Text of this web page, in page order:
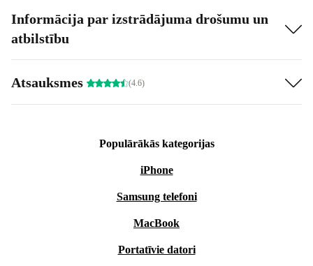
Informācija par izstrādājuma drošumu un
atbilstību
Atsauksmes (4.6)
Populārākās kategorijas
iPhone
Samsung telefoni
MacBook
Portatīvie datori